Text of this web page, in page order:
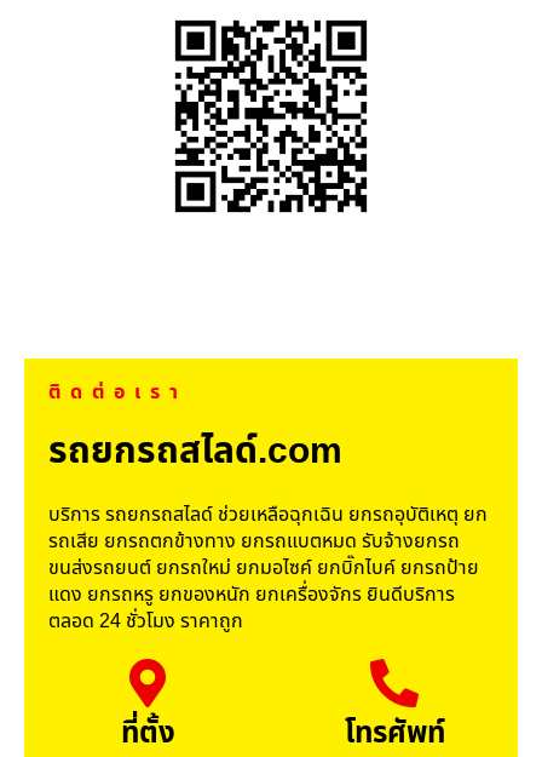
ติดต่อเรา
รถยกรถสไลด์.com
บริการ รถยกรถสไลด์ ช่วยเหลือฉุกเฉิน ยกรถอุบัติเหตุ ยก
รถเสีย ยกรถตกข้างทาง ยกรถแบตหมด รับจ้างยกรถ
ขนส่งรถยนต์ ยกรถใหม่ ยกมอไซค์ ยกบิ๊กไบค์ ยกรถป้าย
แดง ยกรถหรู ยกของหนัก ยกเครื่องจักร ยินดีบริการ
ตลอด 24 ชั่วโมง ราคาถูก
ที่ตั้ง โทรศัพท์